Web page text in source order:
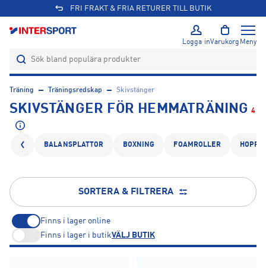
FRI FRAKT & FRIA RETURER TILL BUTIK
Logga inVarukorg Meny
Träning Träningsredskap Skivstänger
SKIVSTÄNGER FÖR HEMMATRÄNING 4
BALANSPLATTOR BOXNING FOAMROLLER
SORTERA & FILTRERA
Finns i lager online
Finns i lager i butikVÄLJ BUTIK